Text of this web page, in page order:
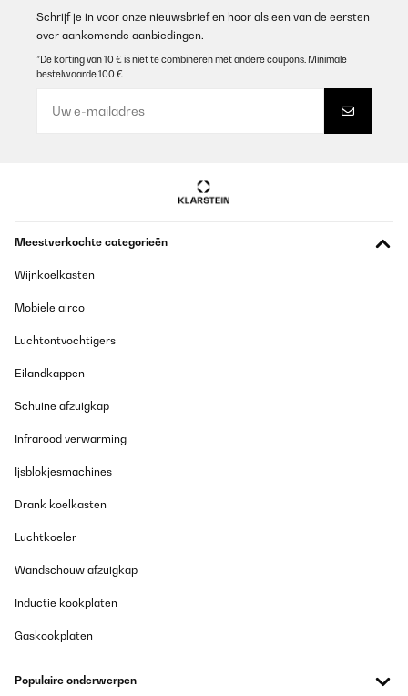
Schrijf je in voor onze nieuwsbrief en hoor als een van de eersten
over aankomende aanbiedingen.
*De korting van 10 € is niet te combineren met andere coupons. Minimale
bestelwaarde 100 €.
Meestverkochte categorieën
Wijnkoelkasten
Mobiele airco
Luchtontvochtigers
Eilandkappen
Schuine afzuigkap
Infrarood verwarming
Ijsblokjesmachines
Drank koelkasten
Luchtkoeler
Wandschouw afzuigkap
Inductie kookplaten
Gaskookplaten
Populaire onderwerpen